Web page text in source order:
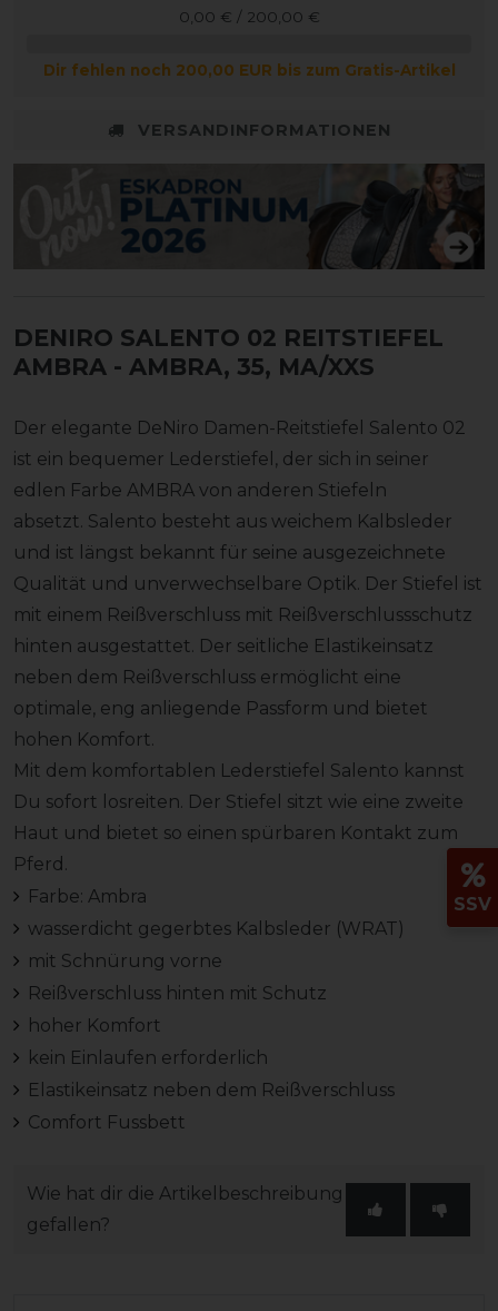
0,00 € / 200,00 €
Dir fehlen noch 200,00 EUR bis zum Gratis-Artikel
VERSANDINFORMATIONEN
DENIRO SALENTO 02 REITSTIEFEL
AMBRA - AMBRA, 35, MA/XXS
Der elegante DeNiro Damen-Reitstiefel Salento 02
ist ein bequemer Lederstiefel, der sich in seiner
edlen Farbe AMBRA von anderen Stiefeln
absetzt. Salento besteht aus weichem Kalbsleder
und ist längst bekannt für seine ausgezeichnete
Qualität und unverwechselbare Optik. Der Stiefel ist
mit einem Reißverschluss mit Reißverschlussschutz
hinten ausgestattet. Der seitliche Elastikeinsatz
neben dem Reißverschluss ermöglicht eine
optimale, eng anliegende Passform und bietet
hohen Komfort.
Mit dem komfortablen Lederstiefel Salento kannst
Du sofort losreiten. Der Stiefel sitzt wie eine zweite
Haut und bietet so einen spürbaren Kontakt zum
Pferd.
Farbe: Ambra
wasserdicht gegerbtes Kalbsleder (WRAT)
mit Schnürung vorne
Reißverschluss hinten mit Schutz
hoher Komfort
kein Einlaufen erforderlich
Elastikeinsatz neben dem Reißverschluss
Comfort Fussbett
Wie hat dir die Artikelbeschreibung
gefallen?
SSV